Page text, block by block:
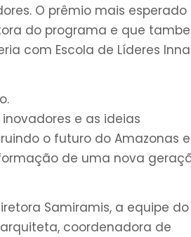
O prêmio mais esperado
do programa e que
com Escola de Líderes
e as ideias
o futuro do Amazonas e
de uma nova
Samiramis, a equipe do
coordenadora de